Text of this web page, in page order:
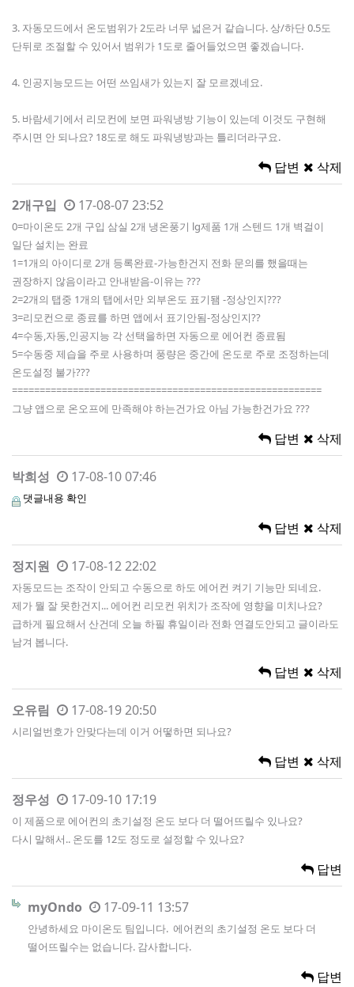
3. 자동모드에서 온도범위가 2도라 너무 넓은거 같습니다. 상/하단 0.5도
단뒤로 조절할 수 있어서 범위가 1도로 줄어들었으면 좋겠습니다.
4. 인공지능모드는 어떤 쓰임새가 있는지 잘 모르겠네요.
5. 바람세기에서 리모컨에 보면 파워냉방 기능이 있는데 이것도 구현해
주시면 안 되나요? 18도로 해도 파워냉방과는 틀리더라구요.
답변 삭제
2개구입 17-08-07 23:52
0=마이온도 2개 구입 삼실 2개 냉온풍기 lg제품 1개 스텐드 1개 벽걸이
일단 설치는 완료
1=1개의 아이디로 2개 등록완료-가능한건지 전화 문의를 했을때는
권장하지 않음이라고 안내받음-이유는 ???
2=2개의 탭중 1개의 탭에서만 외부온도 표기됌 -정상인지???
3=리모컨으로 종료를 하면 앱에서 표기안됨-정상인지??
4=수동,자동,인공지능 각 선택을하면 자동으로 에어컨 종료됨
5=수동중 제습을 주로 사용하며 풍량은 중간에 온도로 주로 조정하는데
온도설정 불가???
========================================================
그냥 앱으로 온오프에 만족해야 하는건가요 아님 가능한건가요 ???
답변 삭제
박희성 17-08-10 07:46
댓글내용 확인
답변 삭제
정지원 17-08-12 22:02
자동모드는 조작이 안되고 수동으로 하도 에어컨 켜기 기능만 되네요.
제가 뭘 잘 못한건지... 에어컨 리모컨 위치가 조작에 영향을 미치나요?
급하게 필요해서 산건데 오늘 하필 휴일이라 전화 연결도안되고 글이라도
남겨 봅니다.
답변 삭제
오유림 17-08-19 20:50
시리얼번호가 안맞다는데 이거 어떻하면 되나요?
답변 삭제
정우성 17-09-10 17:19
이 제품으로 에어컨의 초기설정 온도 보다 더 떨어뜨릴수 있나요?
다시 말해서.. 온도를 12도 정도로 설정할 수 있나요?
답변
myOndo 17-09-11 13:57
안녕하세요 마이온도 팀입니다. 에어컨의 초기설정 온도 보다 더
떨어뜨릴수는 없습니다. 감사합니다.
답변